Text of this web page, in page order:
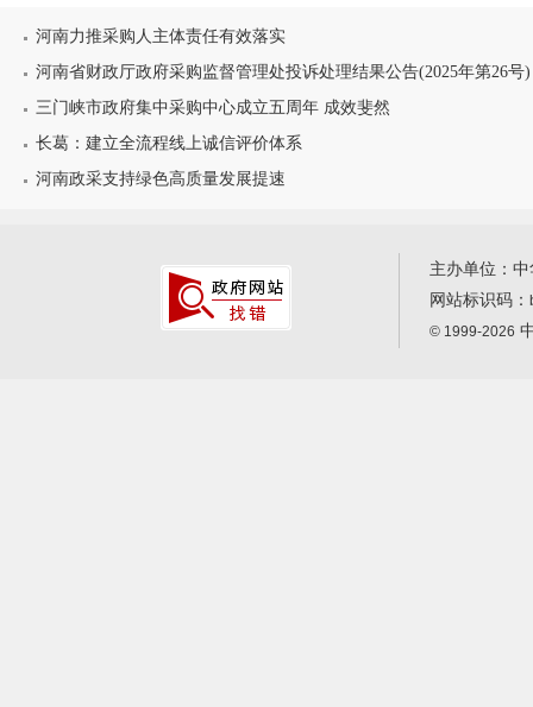
河南力推采购人主体责任有效落实
河南省财政厅政府采购监督管理处投诉处理结果公告(2025年第26号)
三门峡市政府集中采购中心成立五周年 成效斐然
长葛：建立全流程线上诚信评价体系
河南政采支持绿色高质量发展提速
主办单位：
网站标识码：
© 1999-2026